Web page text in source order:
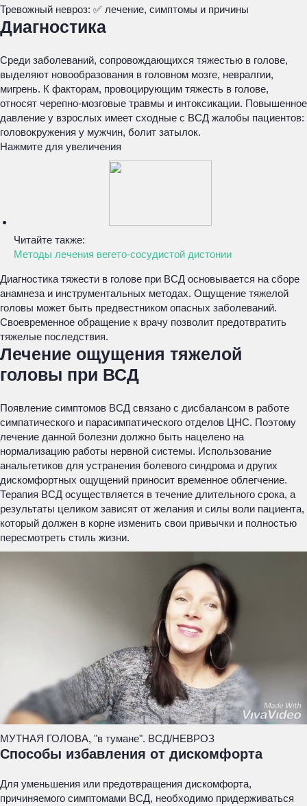
Тревожный невроз: ✅ лечение, симптомы и причины
Диагностика
Среди заболеваний, сопровождающихся тяжестью в голове,
выделяют новообразования в головном мозге, невралгии,
мигрень. К факторам, провоцирующим тяжесть в голове,
относят черепно-мозговые травмы и интоксикации. Повышенное
давление у взрослых имеет сходные с ВСД жалобы пациентов:
головокружения у мужчин, болит затылок.
Нажмите для увеличения
Читайте также:
Методы лечения вегето-сосудистой дистонии
Диагностика тяжести в голове при ВСД основывается на сборе
анамнеза и инструментальных методах. Ощущение тяжелой
головы может быть предвестником опасных заболеваний.
Своевременное обращение к врачу позволит предотвратить
тяжелые последствия.
Лечение ощущения тяжелой
головы при ВСД
Появление симптомов ВСД связано с дисбалансом в работе
симпатического и парасимпатического отделов ЦНС. Поэтому
лечение данной болезни должно быть нацелено на
нормализацию работы нервной системы. Использование
анальгетиков для устранения болевого синдрома и других
дискомфортных ощущений приносит временное облегчение.
Терапия ВСД осуществляется в течение длительного срока, а
результаты целиком зависят от желания и силы воли пациента,
который должен в корне изменить свои привычки и полностью
пересмотреть стиль жизни.
МУТНАЯ ГОЛОВА, "в тумане". ВСД/НЕВРОЗ
Способы избавления от дискомфорта
Для уменьшения или предотвращения дискомфорта,
причиняемого симптомами ВСД, необходимо придерживаться